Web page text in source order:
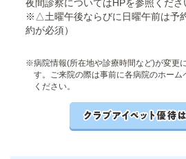
夜間診察についてはHPを参照くださ
※△土曜午後ならびに日曜午前は予
約が必須）
※病院情報(所在地や診療時間など)が変更
す。ご来院の際は事前に各病院のホー
ください。